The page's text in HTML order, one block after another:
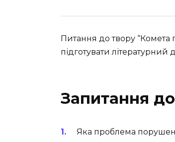
Питання до твору “Комета
підготувати літературний
Запитання
Яка проблема